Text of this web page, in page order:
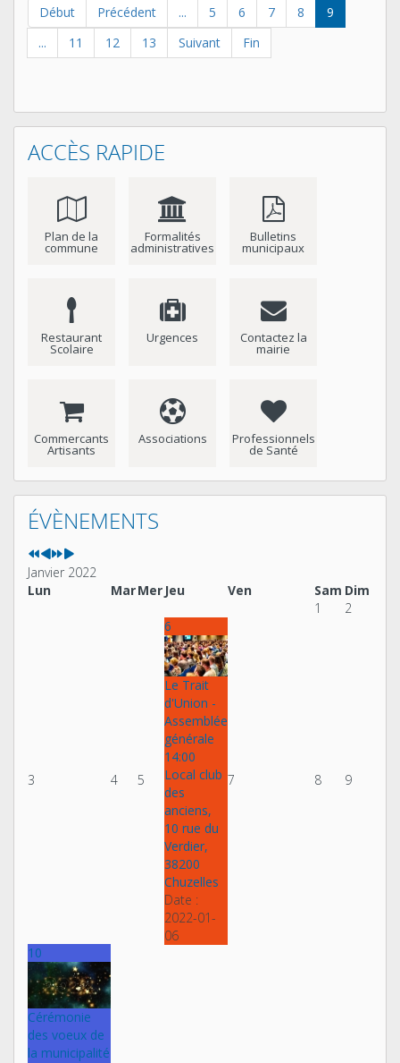
Début Précédent ... 5 6 7 8
9
...
11 12 13 Suivant Fin
ACCÈS RAPIDE
Plan de la
commune
Formalités
administratives
Bulletins
municipaux
Restaurant
Scolaire
Urgences Contactez la
mairie
Commercants
Artisants
Associations Professionnels
de Santé
ÉVÈNEMENTS
Année
précédente
Mois
précédent
Année
suivante
Mois
suivant
Janvier 2022
Lun
MarMer Jeu Ven Sam Dim
1
2
3 4 5
6
Le Trait
d'Union -
Assemblée
générale
14:00
Local club
des
anciens,
10 rue du
Verdier,
38200
Chuzelles
Date :
2022-01-
06
7 8 9
10
Cérémonie
des voeux de
la municipalité